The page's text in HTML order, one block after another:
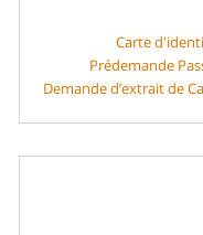
Carte
Prédemande
Demande d’extrait de